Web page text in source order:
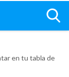
en tu tabla de